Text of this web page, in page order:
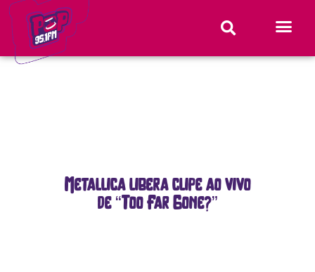
Metallica libera clipe ao vivo
de “Too Far Gone?”